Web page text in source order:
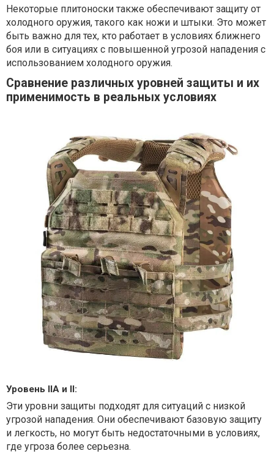
Некоторые плитоноски также обеспечивают защиту от
холодного оружия, такого как ножи и штыки. Это может
быть важно для тех, кто работает в условиях ближнего
боя или в ситуациях с повышенной угрозой нападения с
использованием холодного оружия.
Сравнение различных уровней защиты и их
применимость в реальных условиях
Уровень IIA и II:
Эти уровни защиты подходят для ситуаций с низкой
угрозой нападения. Они обеспечивают базовую защиту
и легкость, но могут быть недостаточными в условиях,
где угроза более серьезна.